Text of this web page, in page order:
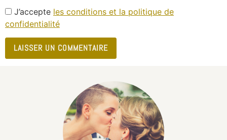
J’accepte les conditions et la politique de
confidentialité